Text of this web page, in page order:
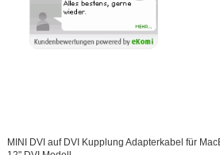
Ähnliche Produkte anzeigen
Zahlungsarten